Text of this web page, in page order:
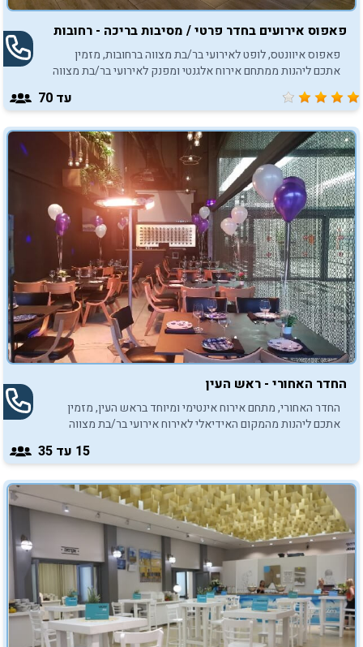
פאפוס אירועים בחדר פרטי / מסיבות בריכה - רחובות
פאפוס איוונטס, לופט לאירועי בר/בת מצווה ברחובות, מזמין
אתכם ליהנות ממתחם אירוח אלגנטי ומפנק לאירועי בר/בת מצווה
באווירה משפחתית.
עד 70
החדר האחורי - ראש העין
החדר האחורי, מתחם אירוח אינטימי ומיוחד בראש העין, מזמין
אתכם ליהנות מהמקום האידיאלי לאירוח אירועי בר/בת מצווה
15 עד 35